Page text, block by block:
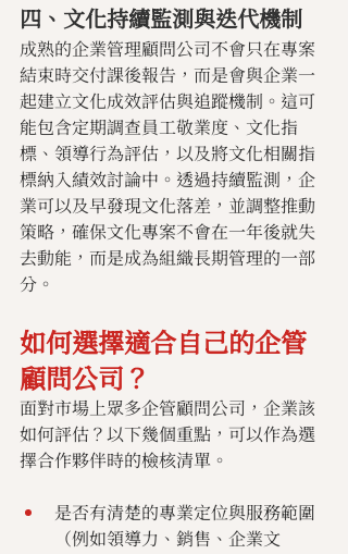
四、文化持續監測與迭代機制
成熟的企業管理顧問公司不會只在專案
結束時交付課後報告，而是會與企業一
起建立文化成效評估與追蹤機制。這可
能包含定期調查員工敬業度、文化指
標、領導行為評估，以及將文化相關指
標納入績效討論中。透過持續監測，企
業可以及早發現文化落差，並調整推動
策略，確保文化專案不會在一年後就失
去動能，而是成為組織長期管理的一部
分。
如何選擇適合自己的企管
顧問公司？
面對市場上眾多企管顧問公司，企業該
如何評估？以下幾個重點，可以作為選
擇合作夥伴時的檢核清單。
是否有清楚的專業定位與服務範圍
（例如領導力、銷售、企業文